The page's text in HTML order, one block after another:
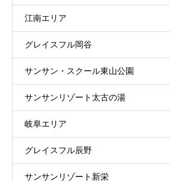
江南エリア
グレイスフル岡谷
サンサン・スクール東山公園
サンサンリゾート太古の湯
岐阜エリア
グレイスフル辰野
サンサンリゾート新栄